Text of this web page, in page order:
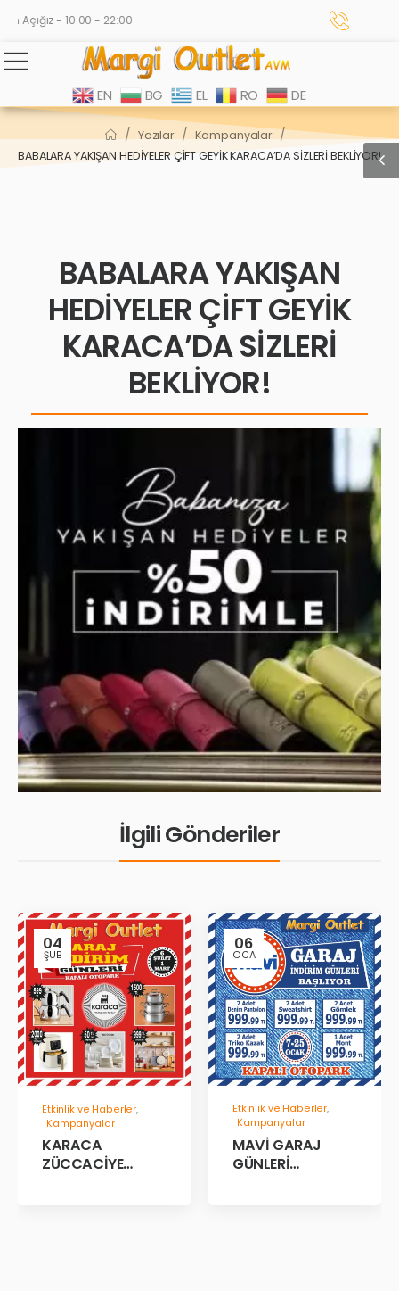
Açığız - 10:00 - 22:00
EN BG EL RO DE
/ Yazılar / Kampanyalar /
BABALARA YAKIŞAN HEDİYELER ÇİFT GEYİK KARACA’DA SİZLERİ BEKLİYOR!
BABALARA YAKIŞAN
HEDİYELER ÇİFT GEYİK
KARACA’DA SİZLERİ
BEKLİYOR!
İlgili Gönderiler
04
ŞUB
Etkinlik ve Haberler,
Kampanyalar
KARACA
ZÜCCACİYE
06
OCA
Etkinlik ve Haberler,
Kampanyalar
MAVİ GARAJ
GÜNLERİ